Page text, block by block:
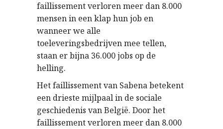
faillissement verloren meer dan 8.000
mensen in een klap hun job en
wanneer we alle
toeleveringsbedrijven mee tellen,
staan er bijna 36.000 jobs op de
helling.
Het faillissement van Sabena betekent
een drieste mijlpaal in de sociale
geschiedenis van België. Door het
faillissement verloren meer dan 8.000